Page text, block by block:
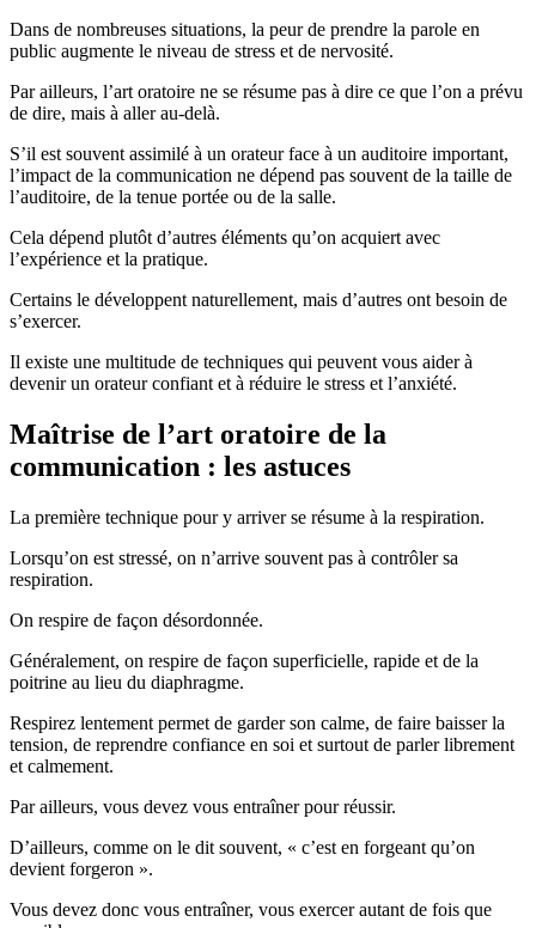
Dans de nombreuses situations, la peur de prendre la parole en
public augmente le niveau de stress et de nervosité.
Par ailleurs, l’art oratoire ne se résume pas à dire ce que l’on a prévu
de dire, mais à aller au-delà.
S’il est souvent assimilé à un orateur face à un auditoire important,
l’impact de la communication ne dépend pas souvent de la taille de
l’auditoire, de la tenue portée ou de la salle.
Cela dépend plutôt d’autres éléments qu’on acquiert avec
l’expérience et la pratique.
Certains le développent naturellement, mais d’autres ont besoin de
s’exercer.
Il existe une multitude de techniques qui peuvent vous aider à
devenir un orateur confiant et à réduire le stress et l’anxiété.
Maîtrise de l’art oratoire de la
communication : les astuces
La première technique pour y arriver se résume à la respiration.
Lorsqu’on est stressé, on n’arrive souvent pas à contrôler sa
respiration.
On respire de façon désordonnée.
Généralement, on respire de façon superficielle, rapide et de la
poitrine au lieu du diaphragme.
Respirez lentement permet de garder son calme, de faire baisser la
tension, de reprendre confiance en soi et surtout de parler librement
et calmement.
Par ailleurs, vous devez vous entraîner pour réussir.
D’ailleurs, comme on le dit souvent, « c’est en forgeant qu’on
devient forgeron ».
Vous devez donc vous entraîner, vous exercer autant de fois que